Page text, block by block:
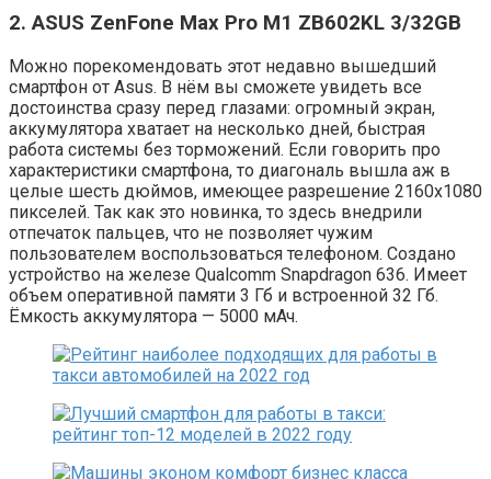
2. ASUS ZenFone Max Pro M1 ZB602KL 3/32GB
Можно порекомендовать этот недавно вышедший
смартфон от Asus. В нём вы сможете увидеть все
достоинства сразу перед глазами: огромный экран,
аккумулятора хватает на несколько дней, быстрая
работа системы без торможений. Если говорить про
характеристики смартфона, то диагональ вышла аж в
целые шесть дюймов, имеющее разрешение 2160х1080
пикселей. Так как это новинка, то здесь внедрили
отпечаток пальцев, что не позволяет чужим
пользователем воспользоваться телефоном. Создано
устройство на железе Qualcomm Snapdragon 636. Имеет
объем оперативной памяти 3 Гб и встроенной 32 Гб.
Ёмкость аккумулятора — 5000 мАч.